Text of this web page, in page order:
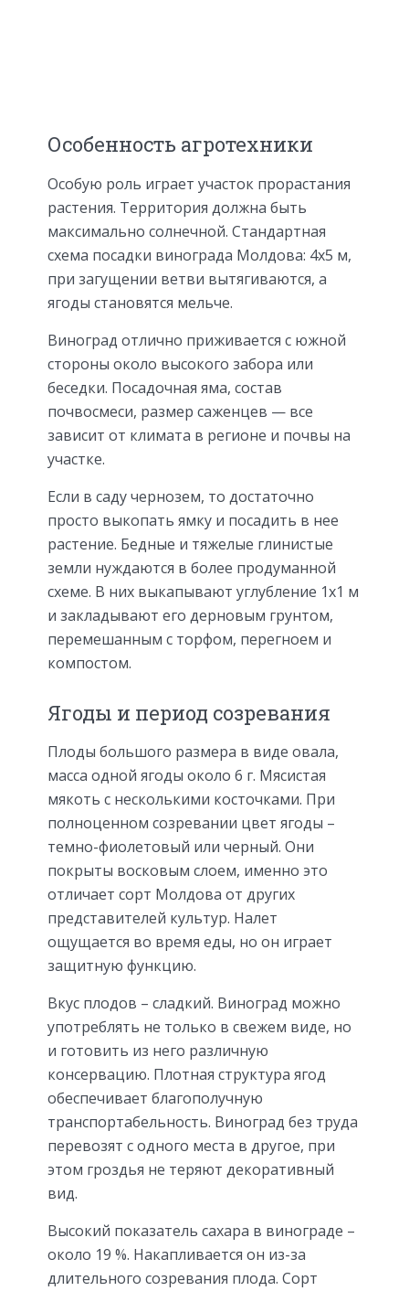
Особенность агротехники
Особую роль играет участок прорастания
растения. Территория должна быть
максимально солнечной. Стандартная
схема посадки винограда Молдова: 4х5 м,
при загущении ветви вытягиваются, а
ягоды становятся мельче.
Виноград отлично приживается с южной
стороны около высокого забора или
беседки. Посадочная яма, состав
почвосмеси, размер саженцев — все
зависит от климата в регионе и почвы на
участке.
Если в саду чернозем, то достаточно
просто выкопать ямку и посадить в нее
растение. Бедные и тяжелые глинистые
земли нуждаются в более продуманной
схеме. В них выкапывают углубление 1х1 м
и закладывают его дерновым грунтом,
перемешанным с торфом, перегноем и
компостом.
Ягоды и период созревания
Плоды большого размера в виде овала,
масса одной ягоды около 6 г. Мясистая
мякоть с несколькими косточками. При
полноценном созревании цвет ягоды –
темно-фиолетовый или черный. Они
покрыты восковым слоем, именно это
отличает сорт Молдова от других
представителей культур. Налет
ощущается во время еды, но он играет
защитную функцию.
Вкус плодов – сладкий. Виноград можно
употреблять не только в свежем виде, но
и готовить из него различную
консервацию. Плотная структура ягод
обеспечивает благополучную
транспортабельность. Виноград без труда
перевозят с одного места в другое, при
этом гроздья не теряют декоративный
вид.
Высокий показатель сахара в винограде –
около 19 %. Накапливается он из-за
длительного созревания плода. Сорт